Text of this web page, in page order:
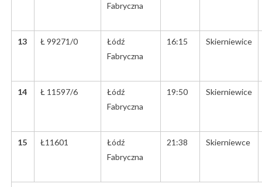
Fabryczna
13 Ł 99271/0
Łódź
Fabryczna
16:15 Skierniewice
14 Ł 11597/6
Łódź
Fabryczna
19:50 Skierniewice
15 Ł11601
Łódź
Fabryczna
21:38 Skierniewce